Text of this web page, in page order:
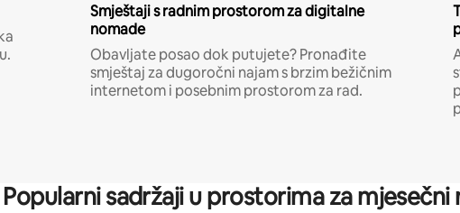
Smještaji s radnim prostorom za digitalne
nomade
Obavljate posao dok putujete? Pronađite
smještaj za dugoročni najam s brzim bežičnim
internetom i posebnim prostorom za rad.
Popularni sadržaji u prostorima za mjesečni